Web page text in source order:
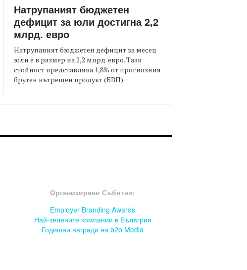
Натрупаният бюджетен
дефицит за юли достигна 2,2
млрд. евро
Натрупаният бюджетен дефицит за месец
юли е в размер на 2,2 млрд. евро. Тази
стойност представлява 1,8% от прогнозния
брутен вътрешен продукт (БВП).
Организирани Събития:
Employer Branding Awards
Най-зелените компании в Бълагрия
Годишни награди на b2b Media